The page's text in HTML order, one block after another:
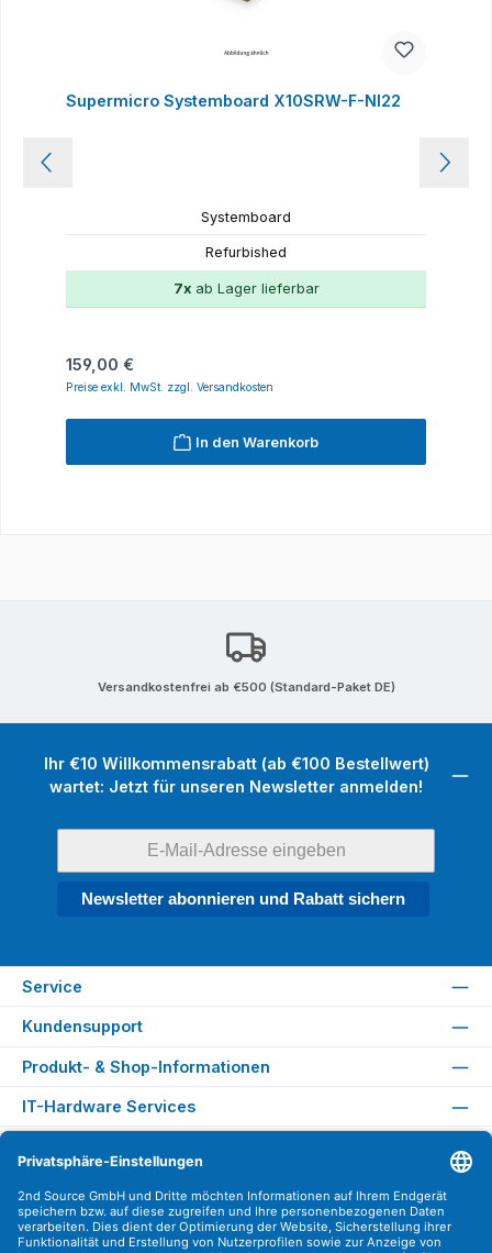
Supermicro Systemboard X10SRW-F-NI22
Systemboard
Refurbished
7xab Lager lieferbar
Regulärer Preis:
159,00 €
Preise exkl. MwSt. zzgl. Versandkosten
In den Warenkorb
Versandkostenfrei ab €500 (Standard-Paket DE)
Ihr €10 Willkommensrabatt (ab €100 Bestellwert)
wartet: Jetzt für unseren Newsletter anmelden!
Newsletter abonnieren und Rabatt sichern
Service
Kundensupport
Produkt- & Shop-Informationen
IT-Hardware Services
Versandarten
Zahlungsarten